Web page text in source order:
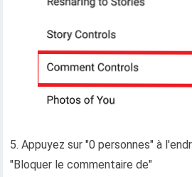
5. Appuyez sur "0 personnes" à
"Bloquer le commentaire de"